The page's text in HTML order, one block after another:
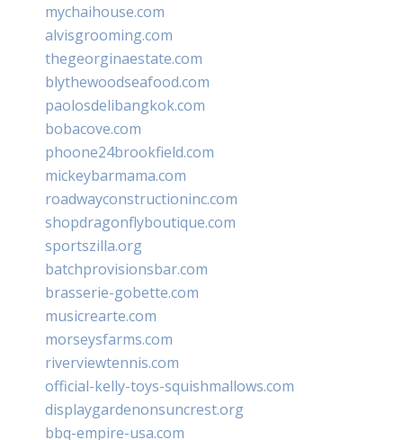
mychaihouse.com
alvisgrooming.com
thegeorginaestate.com
blythewoodseafood.com
paolosdelibangkok.com
bobacove.com
phoone24brookfield.com
mickeybarmama.com
roadwayconstructioninc.com
shopdragonflyboutique.com
sportszilla.org
batchprovisionsbar.com
brasserie-gobette.com
musicrearte.com
morseysfarms.com
riverviewtennis.com
official-kelly-toys-squishmallows.com
displaygardenonsuncrest.org
bbq-empire-usa.com